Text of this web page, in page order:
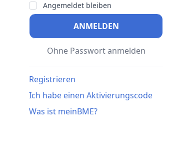
Angemeldet bleiben
ANMELDEN
Ohne Passwort anmelden
Registrieren
Ich habe einen Aktivierungscode
Was ist meinBME?